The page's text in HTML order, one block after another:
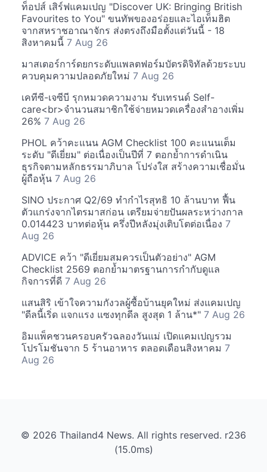
ท็อปส์ เสิร์ฟแคมเปญ "Discover UK: Bringing British
Favourites to You" ขนทัพของอร่อยและไอเท็มฮิต
จากสหราชอาณาจักร ส่งตรงถึงมือตั้งแต่วันนี้ - 18
สิงหาคมนี้ 7 Aug 26
มาสเตอร์การ์ดยกระดับแพลตฟอร์มบัตรดิจิทัลด้วยระบบ
ควบคุมความปลอดภัยใหม่ 7 Aug 26
เคทีซี-เจซีบี รุกหมวดความงาม รับเทรนด์ Self-
care<br>จำนวนสมาชิกใช้จ่ายหมวดเครื่องสำอางเพิ่ม
26% 7 Aug 26
PHOL คว้าคะแนน AGM Checklist 100 คะแนนเต็ม
ระดับ "ดีเยี่ยม" ต่อเนื่องเป็นปีที่ 7 ตอกย้ำการดำเนิน
ธุรกิจตามหลักธรรมาภิบาล โปร่งใส สร้างความเชื่อมั่น
ผู้ถือหุ้น 7 Aug 26
SINO ประกาศ Q2/69 ทำกำไรสุทธิ 10 ล้านบาท ฟื้น
ตัวแกร่งจากไตรมาสก่อน เตรียมจ่ายปันผลระหว่างกาล
0.014423 บาทต่อหุ้น ครึ่งปีหลังมุ่งเติบโตต่อเนื่อง 7
Aug 26
ADVICE คว้า "ดีเยี่ยมสมควรเป็นตัวอย่าง" AGM
Checklist 2569 ตอกย้ำมาตรฐานการกำกับดูแล
กิจการที่ดี 7 Aug 26
แสนสิริ เข้าใจความกังวลผู้ซื้อบ้านยุคใหม่ ส่งแคมเปญ
"ดีลนี้เริ่ด แจกแรง แซงทุกดีล สูงสุด 1 ล้าน*" 7 Aug 26
อิมแพ็คชวนครอบครัวฉลองวันแม่ เปิดแคมเปญรวม
โปรโมชันจาก 5 ร้านอาหาร ตลอดเดือนสิงหาคม 7
Aug 26
© 2026 Thailand4 News. All rights reserved. r236
(15.0ms)